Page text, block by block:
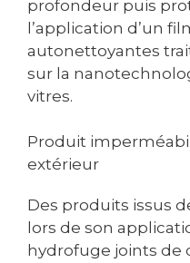
profondeur puis
l’application d’un
autonettoyantes
sur la
vitres.
Produit
extérieur
Des produits issus
lors de son
hydrofuge joints de